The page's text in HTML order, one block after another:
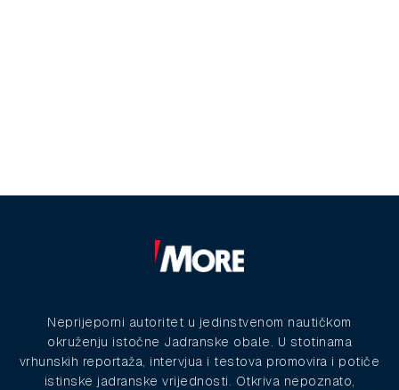
Neprijeporni autoritet u jedinstvenom nautičkom
okruženju istočne Jadranske obale. U stotinama
vrhunskih reportaža, intervjua i testova promovira i potiče
istinske jadranske vrijednosti. Otkriva nepoznato,